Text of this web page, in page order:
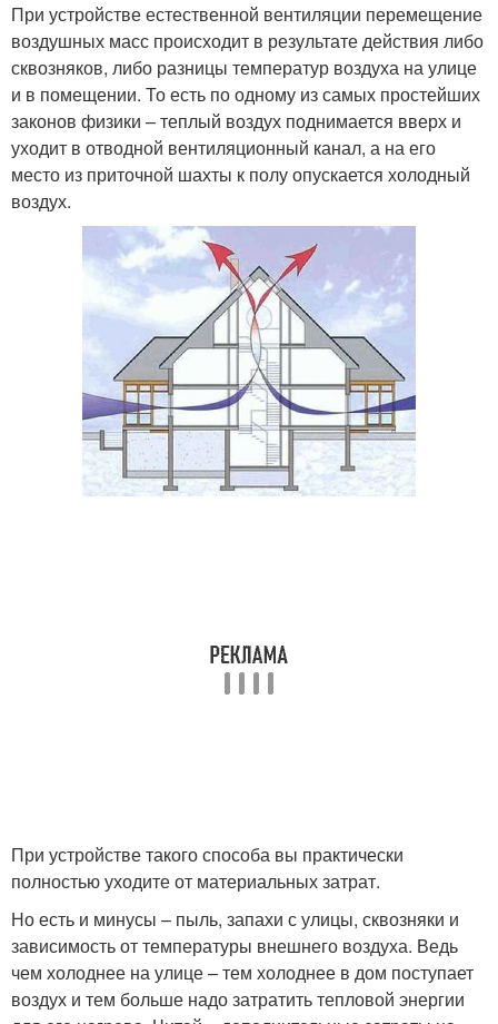
При устройстве естественной вентиляции перемещение
воздушных масс происходит в результате действия либо
сквозняков, либо разницы температур воздуха на улице
и в помещении. То есть по одному из самых простейших
законов физики – теплый воздух поднимается вверх и
уходит в отводной вентиляционный канал, а на его
место из приточной шахты к полу опускается холодный
воздух.
При устройстве такого способа вы практически
полностью уходите от материальных затрат.
Но есть и минусы – пыль, запахи с улицы, сквозняки и
зависимость от температуры внешнего воздуха. Ведь
чем холоднее на улице – тем холоднее в дом поступает
воздух и тем больше надо затратить тепловой энергии